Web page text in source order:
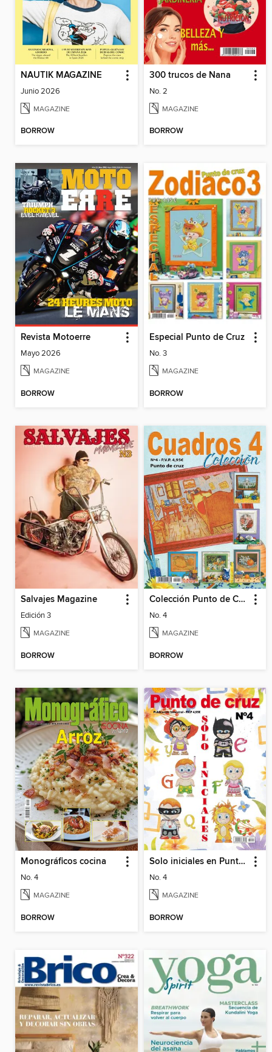
NAUTIK MAGAZINE
Junio 2026
MAGAZINE
BORROW
300 trucos de Nana
No. 2
MAGAZINE
BORROW
Revista Motoerre
Mayo 2026
MAGAZINE
BORROW
Especial Punto de Cruz
No. 3
MAGAZINE
BORROW
Salvajes Magazine
Edición 3
MAGAZINE
BORROW
Colección Punto de Cruz
No. 4
MAGAZINE
BORROW
Monográficos cocina
No. 4
MAGAZINE
BORROW
Solo iniciales en Punto de Cruz
No. 4
MAGAZINE
BORROW